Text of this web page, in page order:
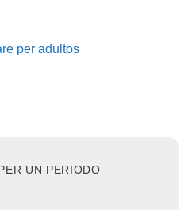
per adultos
UN PERIODO